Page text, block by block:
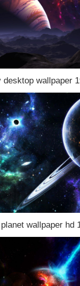
desktop wallpaper
wallpaper hd